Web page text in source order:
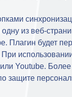
из веб-
Плагин будет
Youtube.
защите